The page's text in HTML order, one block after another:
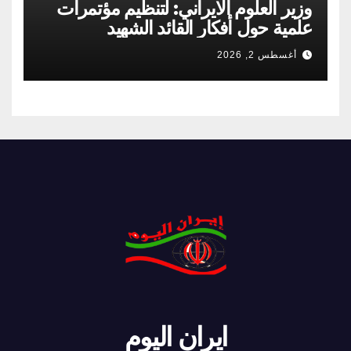
وزير العلوم الايراني: لتنظيم مؤتمرات
علمية حول أفكار القائد الشهيد
أغسطس 2, 2026
ايران اليوم